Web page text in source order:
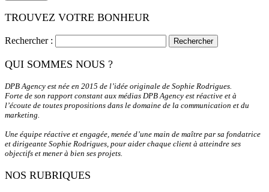
TROUVEZ VOTRE BONHEUR
Rechercher :
QUI SOMMES NOUS ?
DPB Agency est née en 2015 de l’idée originale de Sophie Rodrigues.
Forte de son rapport constant aux médias DPB Agency est réactive et à
l’écoute de toutes propositions dans le domaine de la communication et du
marketing.
Une équipe réactive et engagée, menée d’une main de maître par sa fondatrice
et dirigeante Sophie Rodrigues, pour aider chaque client à atteindre ses
objectifs et mener à bien ses projets.
NOS RUBRIQUES